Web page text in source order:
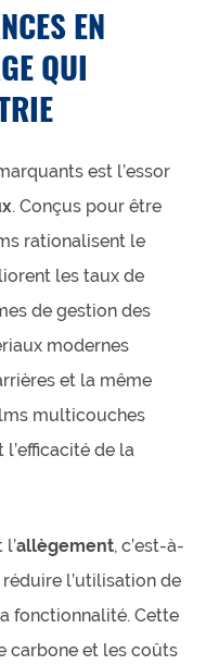
EN
QUI
est l’essor
. Conçus pour être
rationalisent le
les taux de
de gestion des
modernes
et la même
multicouches
de la
allègement, c’est-à-
l’utilisation de
fonctionnalité. Cette
carbone et les coûts